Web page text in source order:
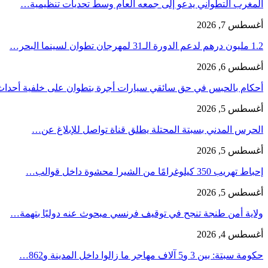
المغرب التطواني يدعو إلى جمعه العام وسط تحديات تنظيمية…
أغسطس 7, 2026
1.2 مليون درهم لدعم الدورة الـ31 لمهرجان تطوان لسينما البحر…
أغسطس 6, 2026
أحكام بالحبس في حق سائقي سيارات أجرة بتطوان على خلفية
أغسطس 5, 2026
الحرس المدني بسبتة المحتلة يطلق قناة تواصل للإبلاغ عن…
أغسطس 5, 2026
إحباط تهريب 350 كيلوغرامًا من الشيرا محشوة داخل قوالب…
أغسطس 5, 2026
ولاية أمن طنجة تنجح في توقيف فرنسي مبحوث عنه دوليًا بتهمة…
أغسطس 4, 2026
حكومة سبتة: بين 3 و5 آلاف مهاجر ما زالوا داخل المدينة و862…